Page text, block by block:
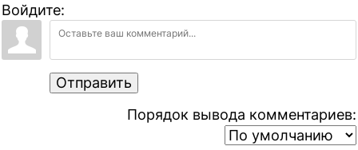
Войдите:
Отправить
Порядок вывода комментариев: